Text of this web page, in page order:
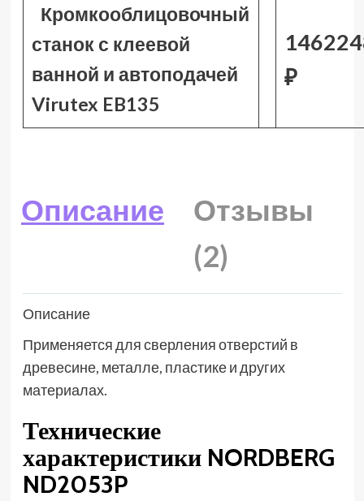
Кромкооблицовочный
станок с клеевой
ванной и автоподачей
Virutex EB135
₽
Описание
Отзывы
(2)
Описание
Применяется для сверления отверстий в
древесине, металле, пластике и других
материалах.
Технические
характеристики NORDBERG
ND2053P